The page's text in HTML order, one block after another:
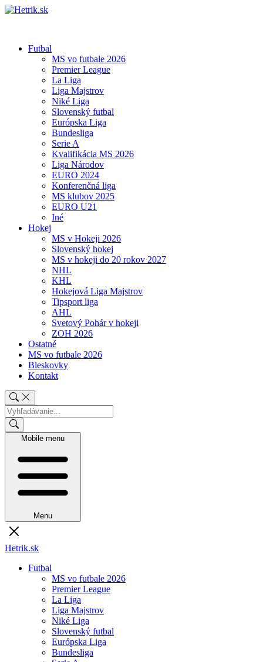
Futbal
MS vo futbale 2026
Premier League
La Liga
Liga Majstrov
Niké Liga
Slovenský futbal
Európska Liga
Bundesliga
Serie A
Kvalifikácia MS 2026
Liga Národov
EURO 2024
Konferenčná liga
MS klubov 2025
EURO U21
Iné
Hokej
MS v Hokeji 2026
Slovenský hokej
MS v hokeji do 20 rokov 2027
NHL
KHL
Hokejová Liga Majstrov
Tipsport liga
AHL
Svetový Pohár v hokeji
ZOH 2026
Ostatné
MS vo futbale 2026
Bleskovky
Kontakt
Mobile menu
Menu
Hetrik.sk
Futbal
MS vo futbale 2026
Premier League
La Liga
Liga Majstrov
Niké Liga
Slovenský futbal
Európska Liga
Bundesliga